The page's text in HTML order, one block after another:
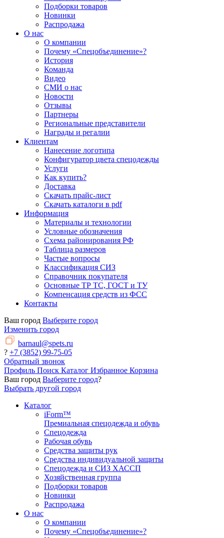
Подборки товаров
Новинки
Распродажа
О нас
О компании
Почему «Спецобъединение»?
История
Команда
Видео
СМИ о нас
Новости
Отзывы
Партнеры
Региональные представители
Награды и регалии
Клиентам
Нанесение логотипа
Конфигуратор цвета спецодежды
Услуги
Как купить?
Доставка
Скачать прайс-лист
Скачать каталоги в pdf
Информация
Материалы и технологии
Условные обозначения
Схема районирования РФ
Таблица размеров
Частые вопросы
Классификация СИЗ
Справочник покупателя
Основные ТР ТС, ГОСТ и ТУ
Компенсация средств из ФСС
Контакты
Ваш город Выберите город
Изменить город
barnaul@spets.ru
? +7 (3852) 99-75-05
Обратный звонок
Профиль Поиск Каталог Избранное Корзина
Ваш город Выберите город?
Выбрать другой город
Каталог
iForm™
Премиальная спецодежда и обувь
Спецодежда
Рабочая обувь
Средства защиты рук
Средства индивидуальной защиты
Спецодежда и СИЗ ХАССП
Хозяйственная группа
Подборки товаров
Новинки
Распродажа
О нас
О компании
Почему «Спецобъединение»?